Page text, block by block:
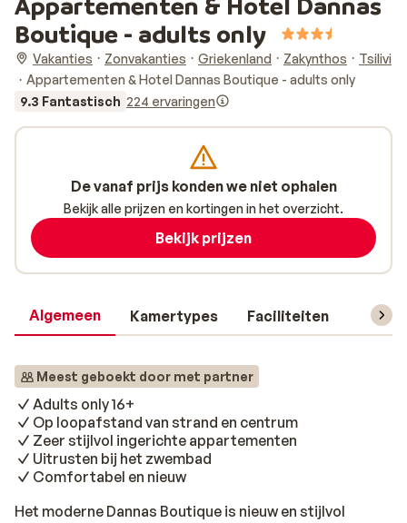
Boutique - adults only
Vakanties Zonvakanties Griekenland Zakynthos
Tsilivi
Appartementen & Hotel Dannas Boutique - adults only
9.3 Fantastisch 224 ervaringen
Algemeen Kamertypes Faciliteiten
Meest geboekt door met partner
Adults only 16+
Op loopafstand van strand en centrum
Zeer stijlvol ingerichte appartementen
Uitrusten bij het zwembad
Comfortabel en nieuw
Het moderne Dannas Boutique is nieuw en stijlvol
De vanaf prijs konden we niet ophalen
Bekijk alle prijzen en kortingen in het overzicht.
Bekijk prijzen